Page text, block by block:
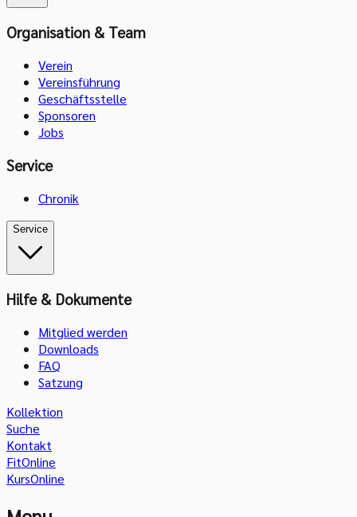
Organisation & Team
Verein
Vereinsführung
Geschäftsstelle
Sponsoren
Jobs
Service
Chronik
Service
Hilfe & Dokumente
Mitglied werden
Downloads
FAQ
Satzung
Kollektion
Suche
Kontakt
FitOnline
KursOnline